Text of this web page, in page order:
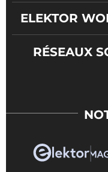
ELEKTOR
RÉSEAUX